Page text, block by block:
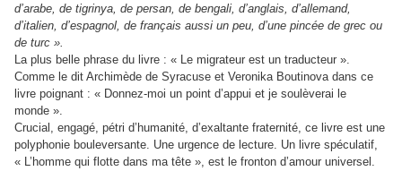
d’arabe, de tigrinya, de persan, de bengali, d’anglais, d’allemand,
d’italien, d’espagnol, de français aussi un peu, d’une pincée de grec ou
de turc ».
La plus belle phrase du livre : « Le migrateur est un traducteur ».
Comme le dit Archimède de Syracuse et Veronika Boutinova dans ce
livre poignant : « Donnez-moi un point d’appui et je soulèverai le
monde ».
Crucial, engagé, pétri d’humanité, d’exaltante fraternité, ce livre est une
polyphonie bouleversante. Une urgence de lecture. Un livre spéculatif,
« L’homme qui flotte dans ma tête », est le fronton d’amour universel.